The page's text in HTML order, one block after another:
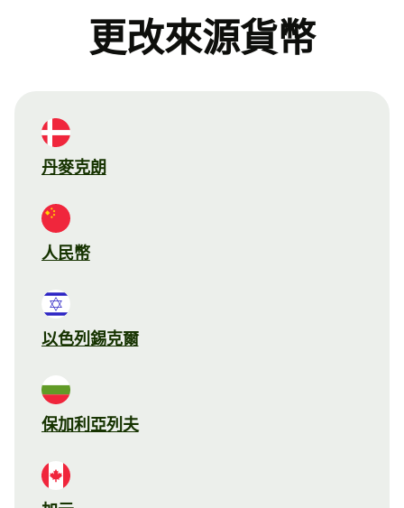
更改來源貨幣
丹麥克朗
人民幣
以色列錫克爾
保加利亞列夫